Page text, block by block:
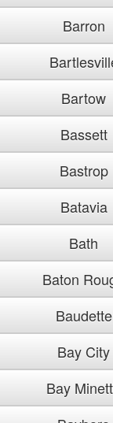
Barron
Bartow
Bassett
Bastrop
Batavia
Bath
Baton
Baudette
Bay City
Bay